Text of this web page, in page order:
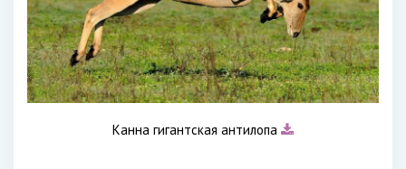
Канна гигантская антилопа